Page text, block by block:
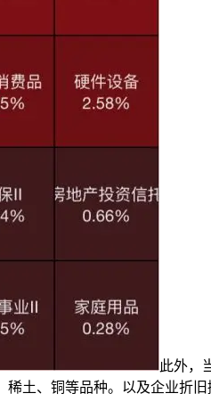
此外，
土、铜等品种。以及企业折